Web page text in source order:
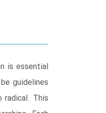
is essential
guidelines
This